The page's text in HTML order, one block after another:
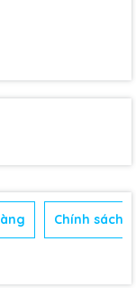
Chính sách